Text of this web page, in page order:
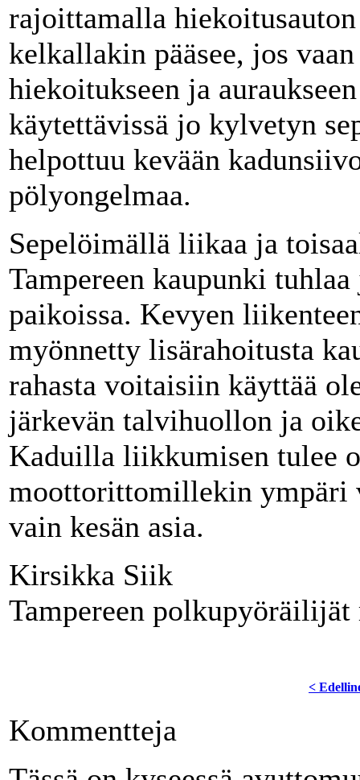
rajoittamalla
kelkallakin pääsee, jos
hiekoitukseen ja
käytettävissä jo kylvetyn
helpottuu kevään
pölyongelmaa.
Sepelöimällä liikaa ja
Tampereen kaupunki
paikoissa. Kevyen
myönnetty lisärahoitusta
rahasta voitaisiin käyttää
järkevän talvihuollon ja
Kaduilla liikkumisen tulee
moottorittomillekin ympäri
vain kesän asia.
Kirsikka Siik
Tampereen polkupyöräilijät
<
Kommentteja